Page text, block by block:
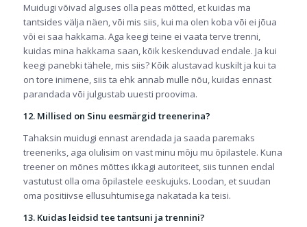
Muidugi võivad alguses olla peas mõtted, et kuidas ma
tantsides välja näen, või mis siis, kui ma olen koba või ei jõua
või ei saa hakkama. Aga keegi teine ei vaata terve trenni,
kuidas mina hakkama saan, kõik keskenduvad endale. Ja kui
keegi panebki tähele, mis siis? Kõik alustavad kuskilt ja kui ta
on tore inimene, siis ta ehk annab mulle nõu, kuidas ennast
parandada või julgustab uuesti proovima.
12. Millised on Sinu eesmärgid treenerina?
Tahaksin muidugi ennast arendada ja saada paremaks
treeneriks, aga olulisim on vast minu mõju mu õpilastele. Kuna
treener on mõnes mõttes ikkagi autoriteet, siis tunnen endal
vastutust olla oma õpilastele eeskujuks. Loodan, et suudan
oma positiivse ellusuhtumisega nakatada ka teisi.
13. Kuidas leidsid tee tantsuni ja trennini?